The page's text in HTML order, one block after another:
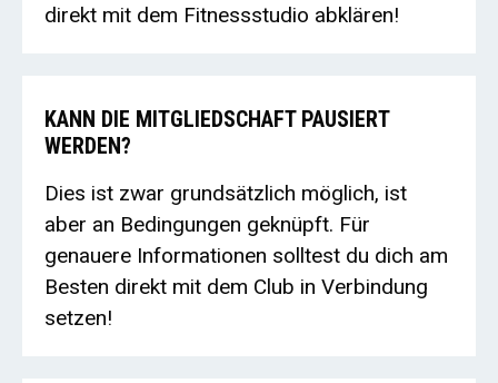
direkt mit dem Fitnessstudio abklären!
KANN DIE MITGLIEDSCHAFT PAUSIERT
WERDEN?
Dies ist zwar grundsätzlich möglich, ist
aber an Bedingungen geknüpft. Für
genauere Informationen solltest du dich am
Besten direkt mit dem Club in Verbindung
setzen!